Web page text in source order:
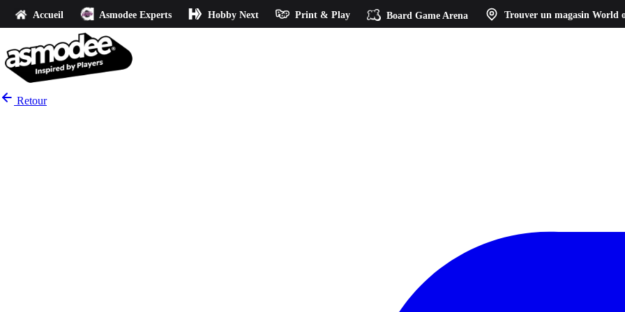
Accueil Asmodee Experts Hobby Next Print & Play Board Game Arena Trouver un magasin World
Retour